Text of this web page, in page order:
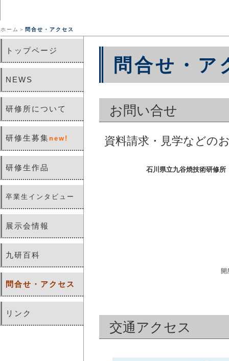
ホーム＞ 問合せ・アクセス
トップページ
NEWS
研修所について
研修生募集new!
研修生作品
卒業生インタビュー
展示会情報
九研百科
問合せ・アクセス
リンク
問合せ・ア
お問い合せ
資料請求・見学などの
石川県立九谷焼技術研修所
開
交通アクセス